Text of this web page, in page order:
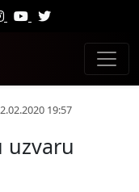
19:57
uzvaru